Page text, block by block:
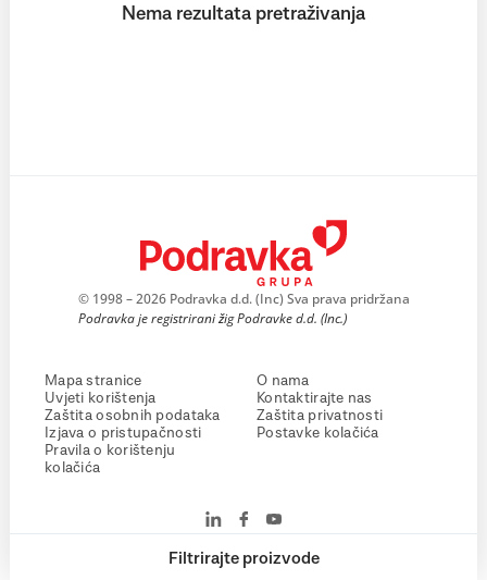
Filtrirajte proizvode
Nema rezultata pretraživanja
© 1998 – 2026 Podravka d.d. (Inc) Sva prava pridržana
Podravka je registrirani žig Podravke d.d. (Inc.)
Mapa stranice
Uvjeti korištenja
Zaštita osobnih podataka
Izjava o pristupačnosti
Pravila o korištenju
kolačića
O nama
Kontaktirajte nas
Zaštita privatnosti
Postavke kolačića